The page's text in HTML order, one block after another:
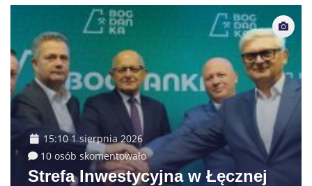
15:10 1 sierpnia 2026
10 osób skomentowało
Strefa Inwestycyjna w Łęcznej